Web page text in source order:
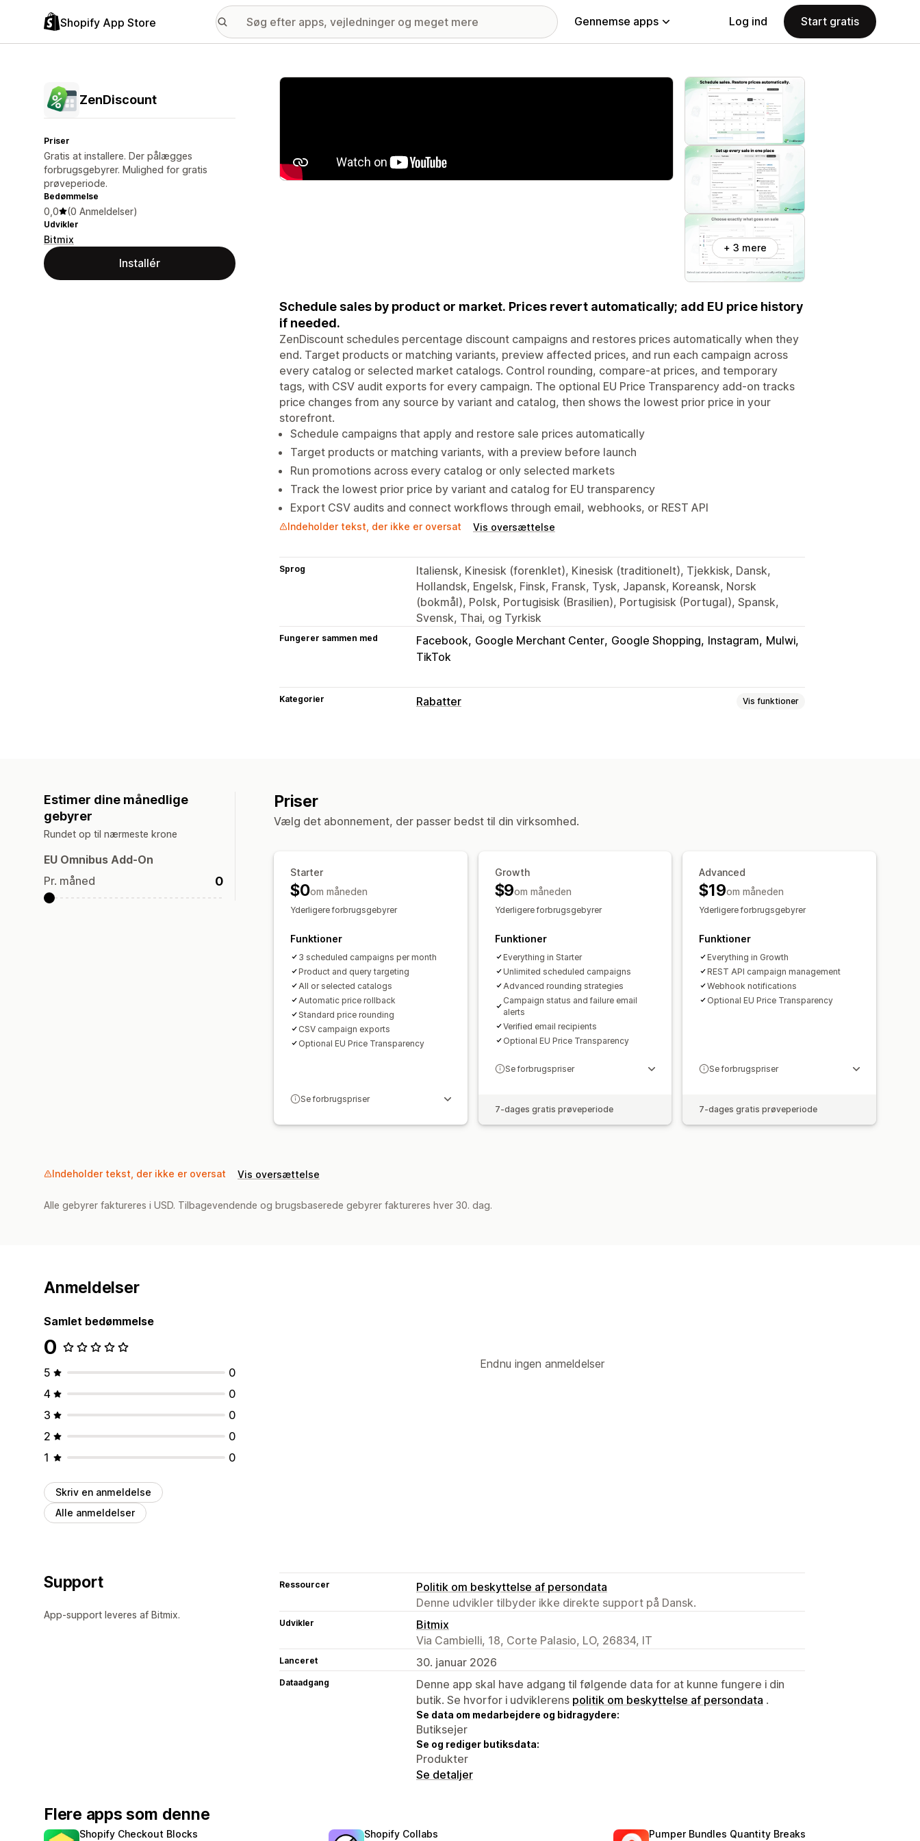
Shopify App Store Gennemse apps Log ind Start gratis
ZenDiscount
Priser
Gratis at installere. Der pålægges
forbrugsgebyrer. Mulighed for gratis
prøveperiode.
Bedømmelse
0,0 (0 Anmeldelser)
Udvikler
Bitmix
Installér
Galleri med udvalgte billeder
+ 3 mere
Schedule sales by product or market. Prices revert automatically; add EU price history
if needed.
ZenDiscount schedules percentage discount campaigns and restores prices automatically when they
end. Target products or matching variants, preview affected prices, and run each campaign across
every catalog or selected market catalogs. Control rounding, compare-at prices, and temporary
tags, with CSV audit exports for every campaign. The optional EU Price Transparency add-on tracks
price changes from any source by variant and catalog, then shows the lowest prior price in your
storefront.
Schedule campaigns that apply and restore sale prices automatically
Target products or matching variants, with a preview before launch
Run promotions across every catalog or only selected markets
Track the lowest prior price by variant and catalog for EU transparency
Export CSV audits and connect workflows through email, webhooks, or REST API
Indeholder tekst, der ikke er oversat Vis oversættelse
Sprog
Italiensk, Kinesisk (forenklet), Kinesisk (traditionelt), Tjekkisk, Dansk,
Hollandsk, Engelsk, Finsk, Fransk, Tysk, Japansk, Koreansk, Norsk
(bokmål), Polsk, Portugisisk (Brasilien), Portugisisk (Portugal), Spansk,
Svensk, Thai, og Tyrkisk
Fungerer sammen med Facebook Google Merchant Center Google Shopping Instagram Mulwi
TikTok
Kategorier Rabatter Vis funktioner
Estimer dine månedlige
gebyrer
Rundet op til nærmeste krone
EU Omnibus Add-On
Pr. måned
0
Priser
Vælg det abonnement, der passer bedst til din virksomhed.
Starter
$0om måneden
Yderligere forbrugsgebyrer
Funktioner
3 scheduled campaigns per month
Product and query targeting
All or selected catalogs
Automatic price rollback
Standard price rounding
CSV campaign exports
Optional EU Price Transparency
Se forbrugspriser
Growth
$9om måneden
Yderligere forbrugsgebyrer
Funktioner
Everything in Starter
Unlimited scheduled campaigns
Advanced rounding strategies
Campaign status and failure email
alerts
Verified email recipients
Optional EU Price Transparency
Se forbrugspriser
7-dages gratis prøveperiode
Advanced
$19om måneden
Yderligere forbrugsgebyrer
Funktioner
Everything in Growth
REST API campaign management
Webhook notifications
Optional EU Price Transparency
Se forbrugspriser
7-dages gratis prøveperiode
Indeholder tekst, der ikke er oversat Vis oversættelse
Alle gebyrer faktureres i USD. Tilbagevendende og brugsbaserede gebyrer faktureres hver 30. dag.
Anmeldelser
Samlet bedømmelse
0
5
0
4
0
3
0
2
0
1
0
Skriv en anmeldelse
Alle anmeldelser
Endnu ingen anmeldelser
Support
App-support leveres af Bitmix.
Ressourcer
Politik om beskyttelse af persondata
Denne udvikler tilbyder ikke direkte support på Dansk.
Udvikler
Bitmix
Via Cambielli, 18, Corte Palasio, LO, 26834, IT
Lanceret 30. januar 2026
Dataadgang
Denne app skal have adgang til følgende data for at kunne fungere i din
butik. Se hvorfor i udviklerens politik om beskyttelse af persondata .
Se data om medarbejdere og bidragydere:
Butiksejer
Se og rediger butiksdata:
Produkter
Se detaljer
Flere apps som denne
Shopify Checkout Blocks Shopify Collabs Pumper Bundles Quantity Breaks